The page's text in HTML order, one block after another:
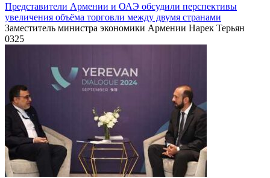
Представители Армении и ОАЭ обсудили перспективы
увеличения объёма торговли между двумя странами
Заместитель министра экономики Армении Нарек Терьян
0325